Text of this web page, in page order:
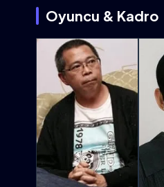
Oyuncu & Kadro